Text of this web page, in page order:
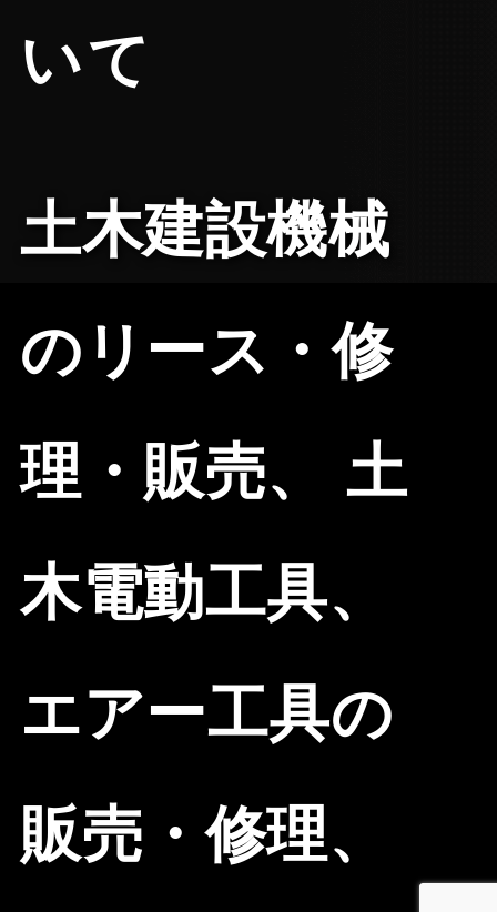
いて
土木建設機械
のリース・修
理・販売、 土
木電動工具、
エアー工具の
販売・修理、